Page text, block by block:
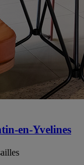
en-Yvelines